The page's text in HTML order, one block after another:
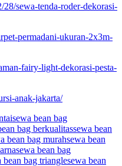
sewa-tenda-roder-dekorasi-
permadani-ukuran-2x3m-
fairy-light-dekorasi-pesta-
anak-jakarta/
sewa bean bag
bag berkualitassewa bean
bean bag murahsewa bean
sewa bean bag
bean bag trianglesewa bean